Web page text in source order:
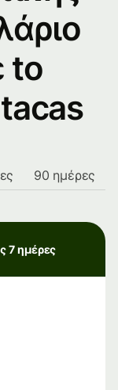
to
90 ημέρες
7 ημέρες